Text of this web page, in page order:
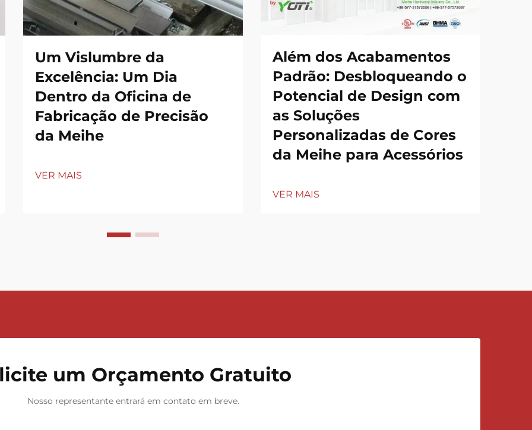
Um Vislumbre da
Excelência: Um Dia
Dentro da Oficina de
Fabricação de Precisão
da Meihe
VER MAIS
Além dos Acabamentos
Padrão: Desbloqueando o
Potencial de Design com
as Soluções
Personalizadas de Cores
da Meihe para Acessórios
VER MAIS
um Orçamento Gratuito
Nosso representante entrará em contato em breve.